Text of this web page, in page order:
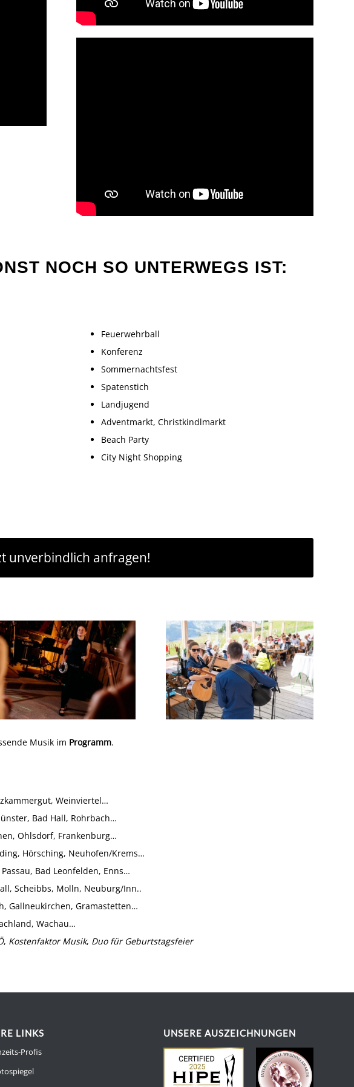
NOCH SO UNTERWEGS IST:
Feuerwehrball
Konferenz
Sommernachtsfest
Spatenstich
Landjugend
Adventmarkt, Christkindlmarkt
Beach Party
City Night Shopping
unverbindlich anfragen!
Musik im Programm.
Weinviertel…
Bad Hall, Rohrbach…
Ohlsdorf, Frankenburg…
Hörsching, Neuhofen/Krems…
Bad Leonfelden, Enns…
Scheibbs, Molln, Neuburg/Inn..
Gallneukirchen, Gramastetten…
Wachau…
, Kostenfaktor Musik, Duo für Geburtstagsfeier
LINKS
Profis
UNSERE AUSZEICHNUNGEN